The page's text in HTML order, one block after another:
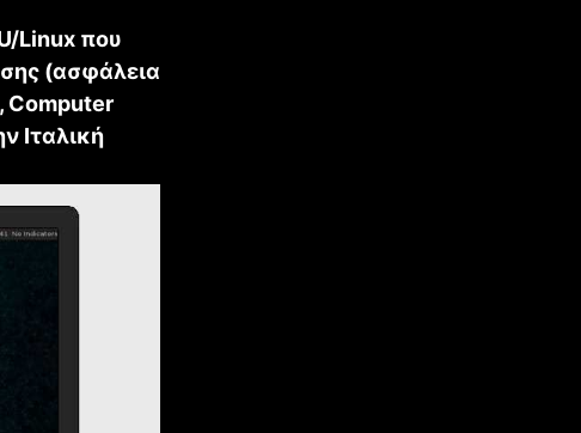
Linux που
(ασφάλεια
Computer
Ιταλική